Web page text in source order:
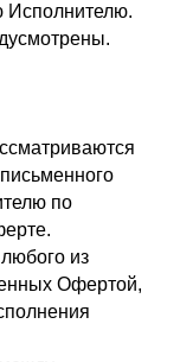
Исполнителю.
по
из
Офертой,